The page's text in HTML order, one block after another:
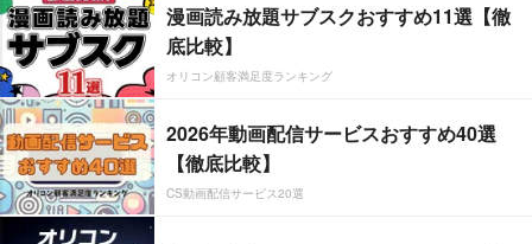
漫画読み放題サブスクおすすめ11選【徹
底比較】
オリコン顧客満足度ランキング
2026年動画配信サービスおすすめ40選
【徹底比較】
CS動画配信サービス20選